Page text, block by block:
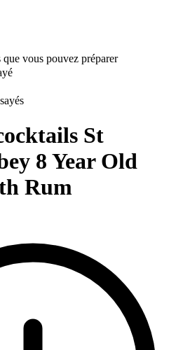
vous pouvez préparer
St
8 Year Old
Rum